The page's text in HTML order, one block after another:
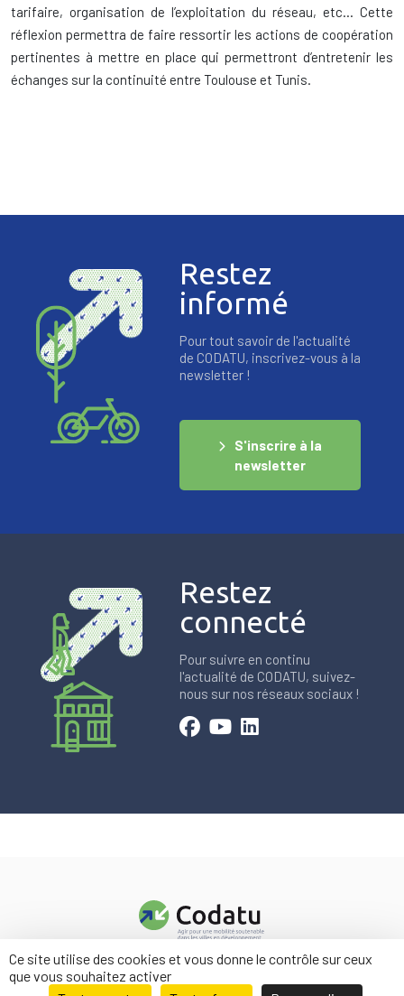
tarifaire, organisation de l’exploitation du réseau, etc… Cette
réflexion permettra de faire ressortir les actions de coopération
pertinentes à mettre en place qui permettront d’entretenir les
échanges sur la continuité entre Toulouse et Tunis.
Restez
informé
Pour tout savoir de l'actualité
de CODATU, inscrivez-vous à la
newsletter !
S'inscrire à la
newsletter
Restez
connecté
Pour suivre en continu
l'actualité de CODATU, suivez-
nous sur nos réseaux sociaux !
Ce site utilise des cookies et vous donne le contrôle sur ceux
que vous souhaitez activer